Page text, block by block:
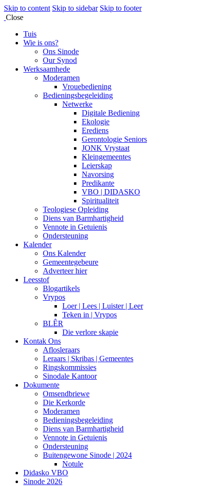
Skip to content Skip to sidebar Skip to footer
Close
Tuis
Wie is ons?
Ons Sinode
Our Synod
Werksaamhede
Moderamen
Vrouebediening
Bedieningsbegeleiding
Netwerke
Digitale Bediening
Ekologie
Erediens
Gerontologie Seniors
JONK Vrystaat
Kleingemeentes
Leierskap
Navorsing
Predikante
VBO | DIDASKO
Spiritualiteit
Teologiese Opleiding
Diens van Barmhartigheid
Vennote in Getuienis
Ondersteuning
Kalender
Ons Kalender
Gemeentegebeure
Adverteer hier
Leesstof
Blogartikels
Vrypos
Loer | Lees | Luister | Leer
Teken in | Vrypos
BLÊR
Die verlore skapie
Kontak Ons
Aflosleraars
Leraars | Skribas | Gemeentes
Ringskommissies
Sinodale Kantoor
Dokumente
Omsendbriewe
Die Kerkorde
Moderamen
Bedieningsbegeleiding
Diens van Barmhartigheid
Vennote in Getuienis
Ondersteuning
Buitengewone Sinode | 2024
Notule
Didasko VBO
Sinode 2026